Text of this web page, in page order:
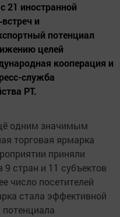
21 иностранной
и
потенциал
целей
кооперация и
служба
РТ.
одним значимым
торговая ярмарка
приняли
9 стран и 11 субъектов
число посетителей
стала эффективной